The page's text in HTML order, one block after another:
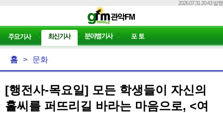
2026.07.31 20:43 발행
홈 > 문화
[행전사-목요일] 모든 학생들이 자신의
홀씨를 퍼뜨리길 바라는 마음으로, <여